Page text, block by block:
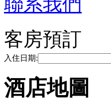
客房預訂
入住日期:
酒店地圖